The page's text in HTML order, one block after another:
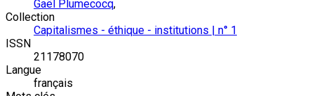
Gaël Plumecocq,
Collection
Capitalismes - éthique - institutions | n° 1
ISSN
21178070
Langue
français